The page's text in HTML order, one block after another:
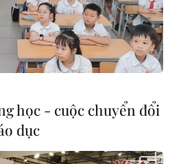
(TTXVN/Vietnam+)
học - cuộc chuyển đổi
dục